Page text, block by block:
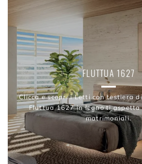
FLUTTUA 1627
Clicca e scopri i Letti con testiera
Fluttua 1627 in legno ti aspetta
matrimoniali.